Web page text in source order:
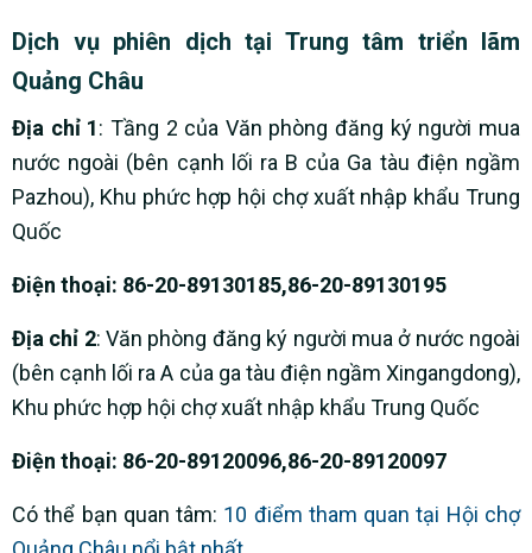
Dịch vụ phiên dịch tại Trung tâm triển lãm
Quảng Châu
Địa chỉ 1: Tầng 2 của Văn phòng đăng ký người mua
nước ngoài (bên cạnh lối ra B của Ga tàu điện ngầm
Pazhou), Khu phức hợp hội chợ xuất nhập khẩu Trung
Quốc
Điện thoại: 86-20-89130185,86-20-89130195
Địa chỉ 2: Văn phòng đăng ký người mua ở nước ngoài
(bên cạnh lối ra A của ga tàu điện ngầm Xingangdong),
Khu phức hợp hội chợ xuất nhập khẩu Trung Quốc
Điện thoại: 86-20-89120096,86-20-89120097
Có thể bạn quan tâm: 10 điểm tham quan tại Hội chợ